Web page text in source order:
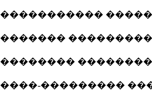
�����������
�������
��������
����-���������